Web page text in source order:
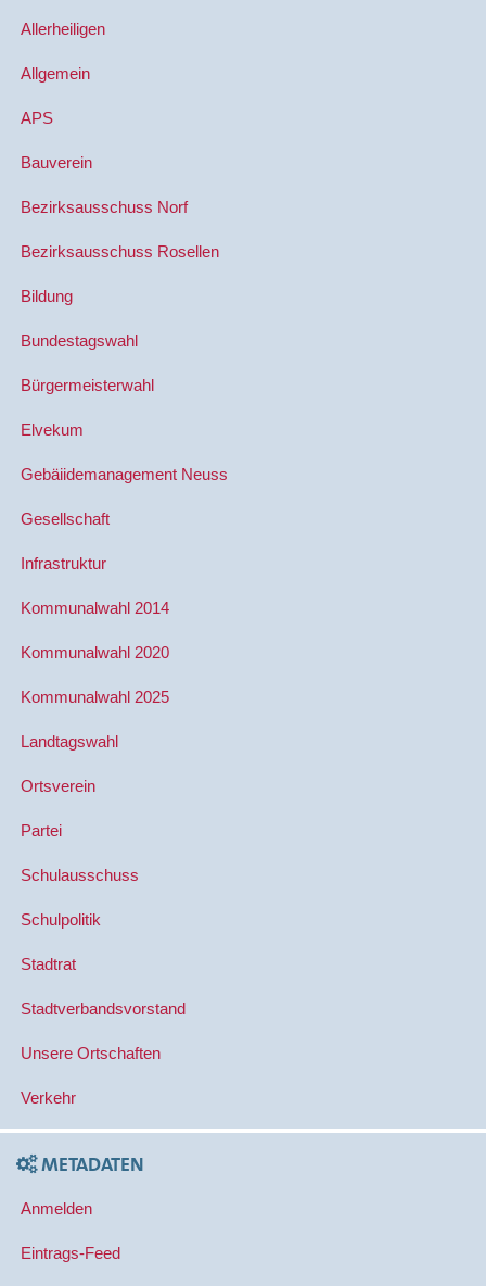
Allerheiligen
Allgemein
APS
Bauverein
Bezirksausschuss Norf
Bezirksausschuss Rosellen
Bildung
Bundestagswahl
Bürgermeisterwahl
Elvekum
Gebäiidemanagement Neuss
Gesellschaft
Infrastruktur
Kommunalwahl 2014
Kommunalwahl 2020
Kommunalwahl 2025
Landtagswahl
Ortsverein
Partei
Schulausschuss
Schulpolitik
Stadtrat
Stadtverbandsvorstand
Unsere Ortschaften
Verkehr
METADATEN
Anmelden
Eintrags-Feed